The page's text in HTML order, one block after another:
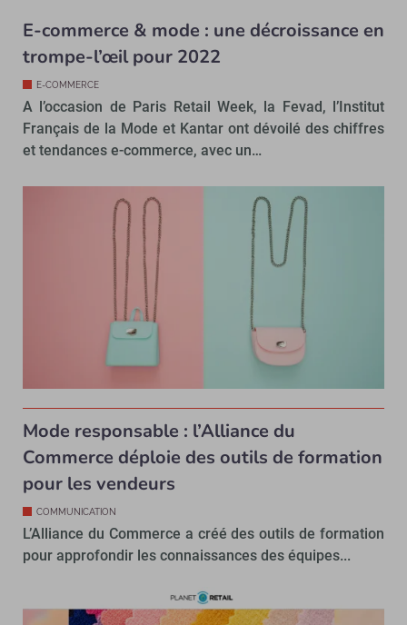
E-commerce & mode : une décroissance en
trompe-l’œil pour 2022
E-COMMERCE
A l’occasion de Paris Retail Week, la Fevad, l’Institut
Français de la Mode et Kantar ont dévoilé des chiffres
et tendances e-commerce, avec un…
Mode responsable : l’Alliance du
Commerce déploie des outils de formation
pour les vendeurs
COMMUNICATION
L’Alliance du Commerce a créé des outils de formation
pour approfondir les connaissances des équipes...